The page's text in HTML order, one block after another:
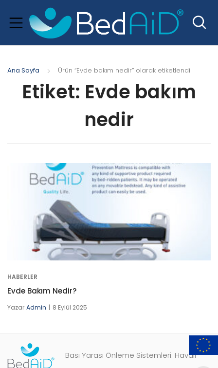
Ana Sayfa Ürün “Evde bakım nedir” olarak etiketlendi
Etiket: Evde bakım
nedir
HABERLER
Evde Bakım Nedir?
Yazar Admin 8 Eylül 2025
Bası Yarası Önleme Sistemleri: Havalı